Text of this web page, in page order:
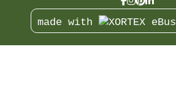
made with